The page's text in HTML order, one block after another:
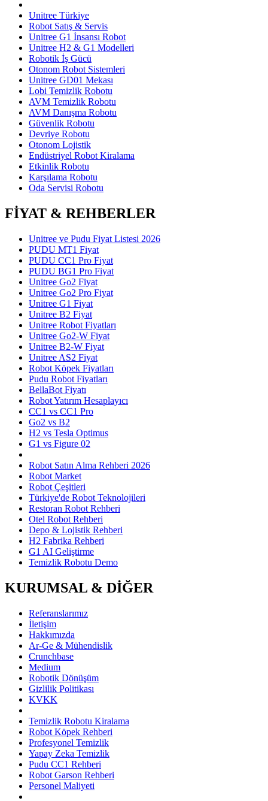
Unitree Türkiye
Robot Satış & Servis
Unitree G1 İnsansı Robot
Unitree H2 & G1 Modelleri
Robotik İş Gücü
Otonom Robot Sistemleri
Unitree GD01 Mekası
Lobi Temizlik Robotu
AVM Temizlik Robotu
AVM Danışma Robotu
Güvenlik Robotu
Devriye Robotu
Otonom Lojistik
Endüstriyel Robot Kiralama
Etkinlik Robotu
Karşılama Robotu
Oda Servisi Robotu
FİYAT & REHBERLER
Unitree ve Pudu Fiyat Listesi 2026
PUDU MT1 Fiyat
PUDU CC1 Pro Fiyat
PUDU BG1 Pro Fiyat
Unitree Go2 Fiyat
Unitree Go2 Pro Fiyat
Unitree G1 Fiyat
Unitree B2 Fiyat
Unitree Robot Fiyatları
Unitree Go2-W Fiyat
Unitree B2-W Fiyat
Unitree AS2 Fiyat
Robot Köpek Fiyatları
Pudu Robot Fiyatları
BellaBot Fiyatı
Robot Yatırım Hesaplayıcı
CC1 vs CC1 Pro
Go2 vs B2
H2 vs Tesla Optimus
G1 vs Figure 02
Robot Satın Alma Rehberi 2026
Robot Market
Robot Çeşitleri
Türkiye'de Robot Teknolojileri
Restoran Robot Rehberi
Otel Robot Rehberi
Depo & Lojistik Rehberi
H2 Fabrika Rehberi
G1 AI Geliştirme
Temizlik Robotu Demo
KURUMSAL & DİĞER
Referanslarımız
İletişim
Hakkımızda
Ar-Ge & Mühendislik
Crunchbase
Medium
Robotik Dönüşüm
Gizlilik Politikası
KVKK
Temizlik Robotu Kiralama
Robot Köpek Rehberi
Profesyonel Temizlik
Yapay Zeka Temizlik
Pudu CC1 Rehberi
Robot Garson Rehberi
Personel Maliyeti